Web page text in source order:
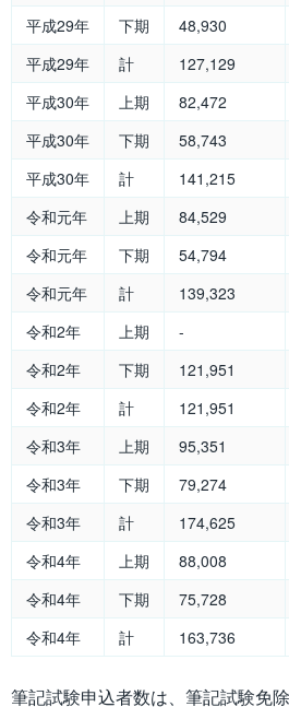
平成29年
下期 48,930
平成29年
計 127,129
平成30年
上期 82,472
平成30年
下期 58,743
平成30年
計 141,215
令和元年
上期 84,529
令和元年
下期 54,794
令和元年
計 139,323
令和2年
上期 -
令和2年
下期 121,951
令和2年
計 121,951
令和3年
上期 95,351
令和3年
下期 79,274
令和3年
計 174,625
令和4年
上期 88,008
令和4年
下期 75,728
令和4年
計 163,736
筆記試験申込者数は、筆記試験免